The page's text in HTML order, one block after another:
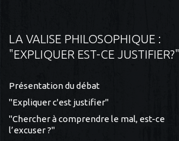
LA VALISE PHILOSOPHIQUE :
"EXPLIQUER EST-CE JUSTIFIER?"
Présentation du débat
"Expliquer c'est justifier"
"Chercher à comprendre le mal, est-ce
l’excuser ?"